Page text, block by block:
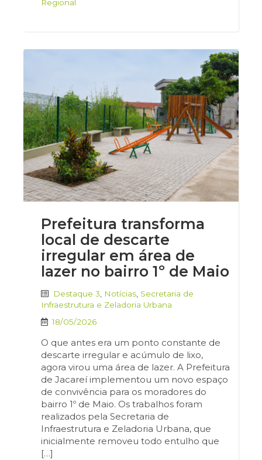
Regional
Prefeitura transforma
local de descarte
irregular em área de
lazer no bairro 1º de Maio
Destaque 3 Notícias Secretaria de
Infraestrutura e Zeladoria Urbana
18/05/2026
O que antes era um ponto constante de
descarte irregular e acúmulo de lixo,
agora virou uma área de lazer. A Prefeitura
de Jacareí implementou um novo espaço
de convivência para os moradores do
bairro 1º de Maio. Os trabalhos foram
realizados pela Secretaria de
Infraestrutura e Zeladoria Urbana, que
inicialmente removeu todo entulho que
[…]